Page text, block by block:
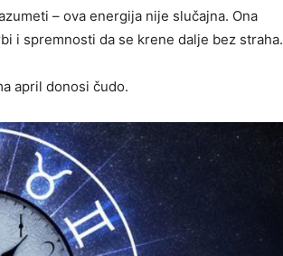
– ova energija nije slučajna. Ona
i spremnosti da se krene dalje bez straha.
april donosi čudo.